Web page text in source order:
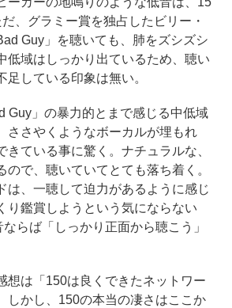
、グラミー賞を独占したビリー・
Guy」を聴いても、肺をズシズシ
低域はしっかり出ているため、聴い
足している印象は無い。
Guy」の暴力的とまで感じる中低域
ささやくようなボーカルが埋もれ
きている事に驚く。ナチュラルな、
ので、聴いていてとても落ち着く。
は、一聴して迫力があるように感じ
り鑑賞しようという気にならない
らば「しっかり正面から聴こう」
想は「150は良くできたネットワー
しかし、150の本当の凄さはここか